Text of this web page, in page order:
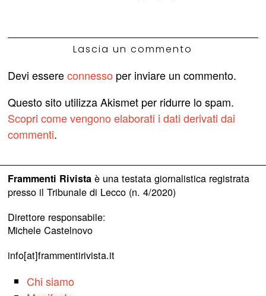
Lascia un commento
Devi essereconnesso per inviare un commento.
Questo sito utilizza Akismet per ridurre lo spam.
Scopri come vengono elaborati i dati derivati dai
commenti.
Frammenti Rivistaè una testata giornalistica registrata
presso il Tribunale di Lecco (n. 4/2020)
Direttore responsabile:
Michele Castelnovo
info[at]frammentirivista.it
Chi siamo